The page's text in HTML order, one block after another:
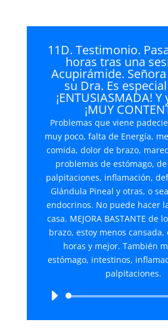
11D. Testimonio.
horas tras una
Acupirámide.
su Dra. Es
¡ENTUSIASMADA!
¡MUY
Problemas que viene
muy poco, falta de Energía,
comida, dolor de brazo,
problemas de estómago,
palpitaciones, inflamación,
Glándula Pineal y otras, o
endocrinos. No puede hacer
casa. MEJORA BASTANTE de
brazo, estoy menos
horas y mejor. También
estómago, intestinos,
palpitaciones.
audio